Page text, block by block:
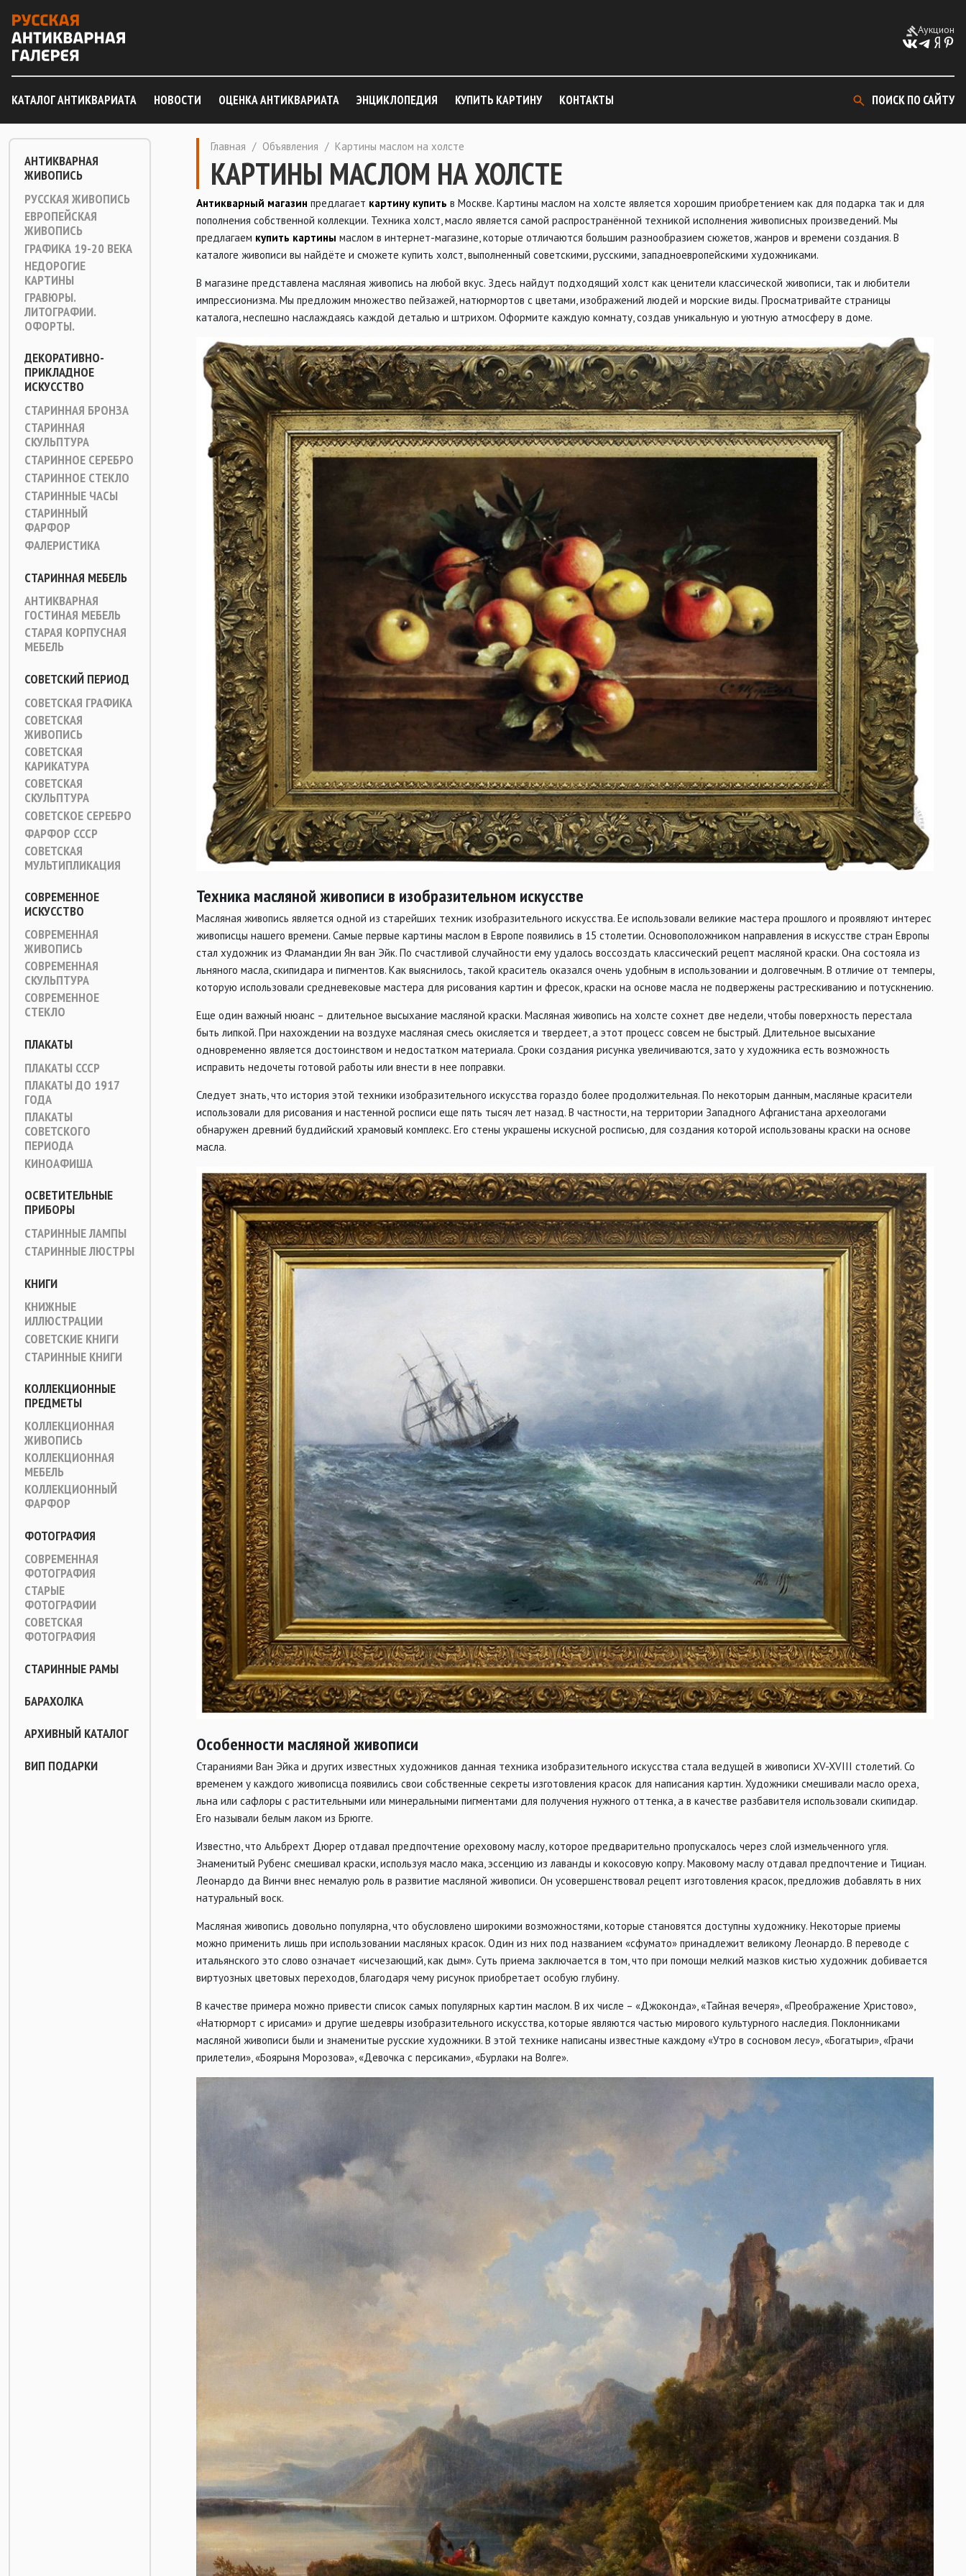
Аукцион
КАТАЛОГ АНТИКВАРИАТА НОВОСТИ ОЦЕНКА АНТИКВАРИАТА ЭНЦИКЛОПЕДИЯ КУПИТЬ КАРТИНУ КОНТАКТЫ ПОИСК ПО САЙТУ
АНТИКВАРНАЯ
ЖИВОПИСЬ
РУССКАЯ ЖИВОПИСЬ
ЕВРОПЕЙСКАЯ
ЖИВОПИСЬ
ГРАФИКА 19-20 ВЕКА
НЕДОРОГИЕ
КАРТИНЫ
ГРАВЮРЫ.
ЛИТОГРАФИИ.
ОФОРТЫ.
ДЕКОРАТИВНО-
ПРИКЛАДНОЕ
ИСКУССТВО
СТАРИННАЯ БРОНЗА
СТАРИННАЯ
СКУЛЬПТУРА
СТАРИННОЕ СЕРЕБРО
СТАРИННОЕ СТЕКЛО
СТАРИННЫЕ ЧАСЫ
СТАРИННЫЙ
ФАРФОР
ФАЛЕРИСТИКА
СТАРИННАЯ МЕБЕЛЬ
АНТИКВАРНАЯ
ГОСТИНАЯ МЕБЕЛЬ
СТАРАЯ КОРПУСНАЯ
МЕБЕЛЬ
СОВЕТСКИЙ ПЕРИОД
СОВЕТСКАЯ ГРАФИКА
СОВЕТСКАЯ
ЖИВОПИСЬ
СОВЕТСКАЯ
КАРИКАТУРА
СОВЕТСКАЯ
СКУЛЬПТУРА
СОВЕТСКОЕ СЕРЕБРО
ФАРФОР СССР
СОВЕТСКАЯ
МУЛЬТИПЛИКАЦИЯ
СОВРЕМЕННОЕ
ИСКУССТВО
СОВРЕМЕННАЯ
ЖИВОПИСЬ
СОВРЕМЕННАЯ
СКУЛЬПТУРА
СОВРЕМЕННОЕ
СТЕКЛО
ПЛАКАТЫ
ПЛАКАТЫ СССР
ПЛАКАТЫ ДО 1917
ГОДА
ПЛАКАТЫ
СОВЕТСКОГО
ПЕРИОДА
КИНОАФИША
ОСВЕТИТЕЛЬНЫЕ
ПРИБОРЫ
СТАРИННЫЕ ЛАМПЫ
СТАРИННЫЕ ЛЮСТРЫ
КНИГИ
КНИЖНЫЕ
ИЛЛЮСТРАЦИИ
СОВЕТСКИЕ КНИГИ
СТАРИННЫЕ КНИГИ
КОЛЛЕКЦИОННЫЕ
ПРЕДМЕТЫ
КОЛЛЕКЦИОННАЯ
ЖИВОПИСЬ
КОЛЛЕКЦИОННАЯ
МЕБЕЛЬ
КОЛЛЕКЦИОННЫЙ
ФАРФОР
ФОТОГРАФИЯ
СОВРЕМЕННАЯ
ФОТОГРАФИЯ
СТАРЫЕ
ФОТОГРАФИИ
СОВЕТСКАЯ
ФОТОГРАФИЯ
СТАРИННЫЕ РАМЫ
БАРАХОЛКА
АРХИВНЫЙ КАТАЛОГ
ВИП ПОДАРКИ
Главная / Объявления / Картины маслом на холсте
КАРТИНЫ МАСЛОМ НА ХОЛСТЕ
Антикварный магазин предлагает картину купить в Москве. Картины маслом на холсте является хорошим приобретением как для подарка так и для
пополнения собственной коллекции. Техника холст, масло является самой распространённой техникой исполнения живописных произведений. Мы
предлагаем купить картины маслом в интернет-магазине, которые отличаются большим разнообразием сюжетов, жанров и времени создания. В
каталоге живописи вы найдёте и сможете купить холст, выполненный советскими, русскими, западноевропейскими художниками.
В магазине представлена масляная живопись на любой вкус. Здесь найдут подходящий холст как ценители классической живописи, так и любители
импрессионизма. Мы предложим множество пейзажей, натюрмортов с цветами, изображений людей и морские виды. Просматривайте страницы
каталога, неспешно наслаждаясь каждой деталью и штрихом. Оформите каждую комнату, создав уникальную и уютную атмосферу в доме.
Техника масляной живописи в изобразительном искусстве
Масляная живопись является одной из старейших техник изобразительного искусства. Ее использовали великие мастера прошлого и проявляют интерес
живописцы нашего времени. Самые первые картины маслом в Европе появились в 15 столетии. Основоположником направления в искусстве стран Европы
стал художник из Фламандии Ян ван Эйк. По счастливой случайности ему удалось воссоздать классический рецепт масляной краски. Она состояла из
льняного масла, скипидара и пигментов. Как выяснилось, такой краситель оказался очень удобным в использовании и долговечным. В отличие от темперы,
которую использовали средневековые мастера для рисования картин и фресок, краски на основе масла не подвержены растрескиванию и потускнению.
Еще один важный нюанс – длительное высыхание масляной краски. Масляная живопись на холсте сохнет две недели, чтобы поверхность перестала
быть липкой. При нахождении на воздухе масляная смесь окисляется и твердеет, а этот процесс совсем не быстрый. Длительное высыхание
одновременно является достоинством и недостатком материала. Сроки создания рисунка увеличиваются, зато у художника есть возможность
исправить недочеты готовой работы или внести в нее поправки.
Следует знать, что история этой техники изобразительного искусства гораздо более продолжительная. По некоторым данным, масляные красители
использовали для рисования и настенной росписи еще пять тысяч лет назад. В частности, на территории Западного Афганистана археологами
обнаружен древний буддийский храмовый комплекс. Его стены украшены искусной росписью, для создания которой использованы краски на основе
масла.
Особенности масляной живописи
Стараниями Ван Эйка и других известных художников данная техника изобразительного искусства стала ведущей в живописи XV-XVIII столетий. Со
временем у каждого живописца появились свои собственные секреты изготовления красок для написания картин. Художники смешивали масло ореха,
льна или сафлоры с растительными или минеральными пигментами для получения нужного оттенка, а в качестве разбавителя использовали скипидар.
Его называли белым лаком из Брюгге.
Известно, что Альбрехт Дюрер отдавал предпочтение ореховому маслу, которое предварительно пропускалось через слой измельченного угля.
Знаменитый Рубенс смешивал краски, используя масло мака, эссенцию из лаванды и кокосовую копру. Маковому маслу отдавал предпочтение и Тициан.
Леонардо да Винчи внес немалую роль в развитие масляной живописи. Он усовершенствовал рецепт изготовления красок, предложив добавлять в них
натуральный воск.
Масляная живопись довольно популярна, что обусловлено широкими возможностями, которые становятся доступны художнику. Некоторые приемы
можно применить лишь при использовании масляных красок. Один из них под названием «сфумато» принадлежит великому Леонардо. В переводе с
итальянского это слово означает «исчезающий, как дым». Суть приема заключается в том, что при помощи мелкий мазков кистью художник добивается
виртуозных цветовых переходов, благодаря чему рисунок приобретает особую глубину.
В качестве примера можно привести список самых популярных картин маслом. В их числе – «Джоконда», «Тайная вечеря», «Преображение Христово»,
«Натюрморт с ирисами» и другие шедевры изобразительного искусства, которые являются частью мирового культурного наследия. Поклонниками
масляной живописи были и знаменитые русские художники. В этой технике написаны известные каждому «Утро в сосновом лесу», «Богатыри», «Грачи
прилетели», «Боярыня Морозова», «Девочка с персиками», «Бурлаки на Волге».